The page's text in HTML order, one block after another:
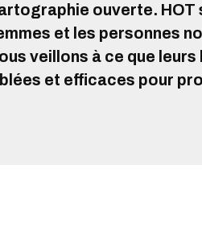
ouverte.
et les personnes
veillons à ce que
et efficaces pour